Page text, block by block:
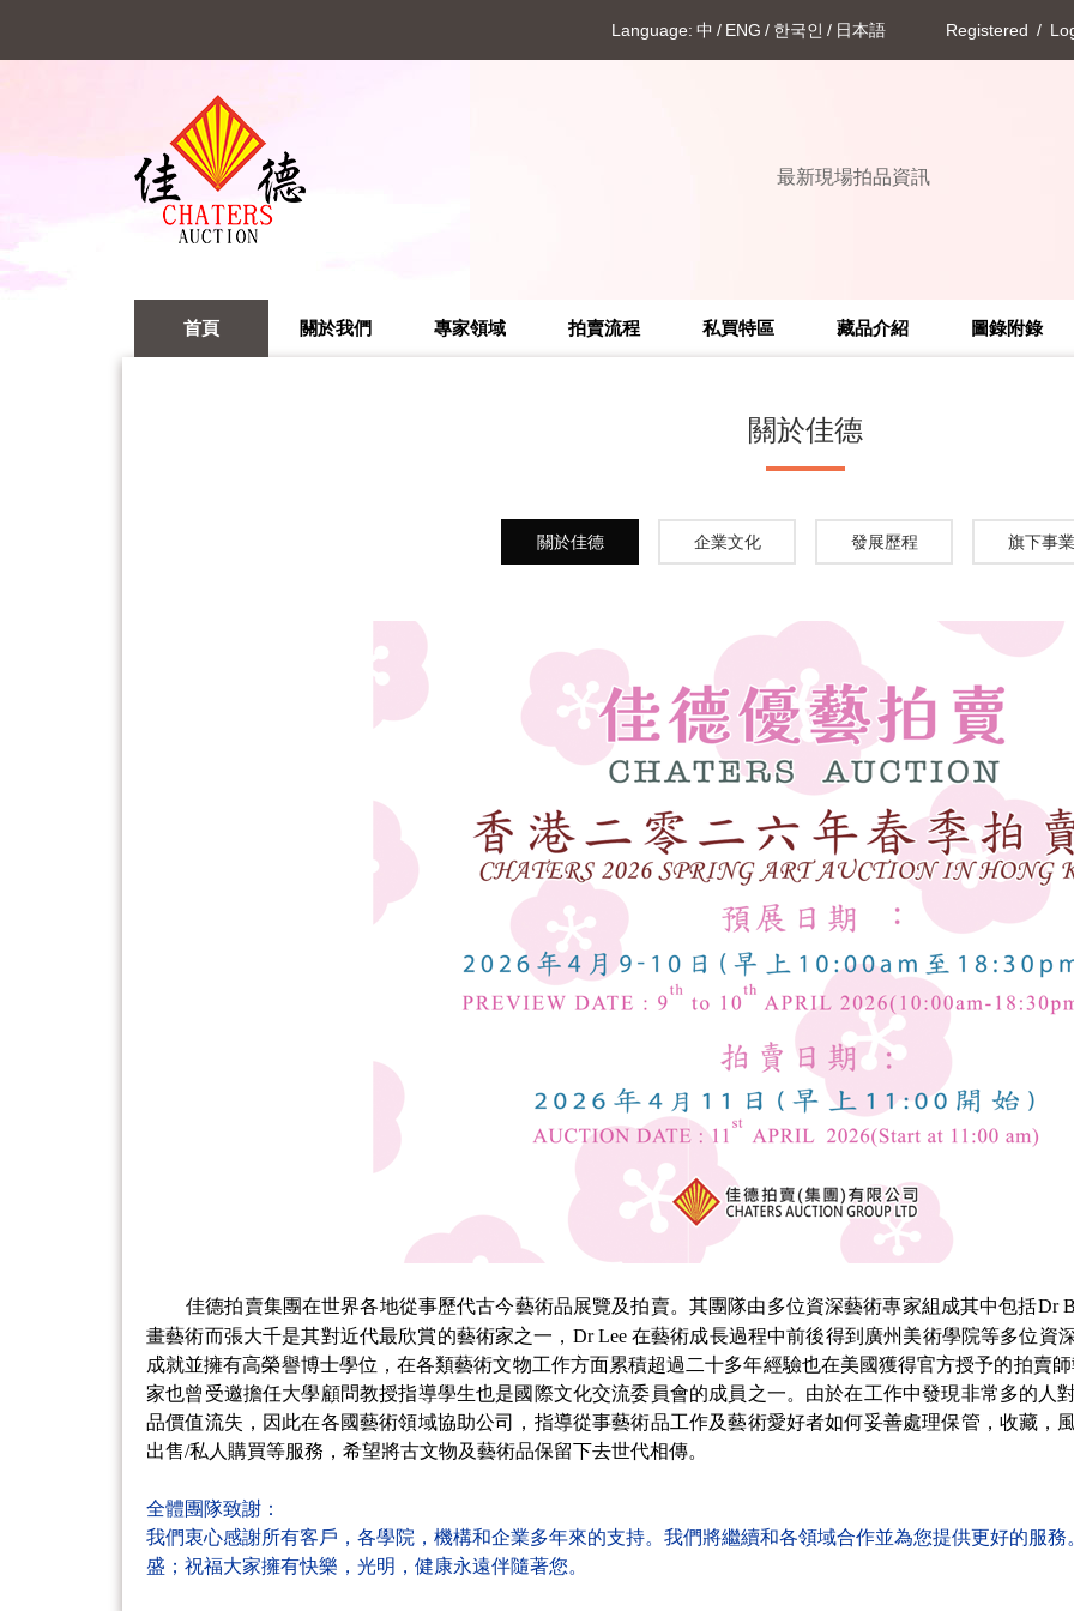
Registered /
Language: 中 / ENG / 한국인 / 日本語
最新現場拍品資訊
首頁 關於我們 專家領域 拍賣流程 私買特區 藏品介紹 圖錄附錄
關於佳德
關於佳德 企業文化 發展歷程 旗下事業
佳德拍賣集團在世界各地從事歷代古今藝術品展覽及拍賣。其團隊由多位資深藝術專家組成其中包括Dr
畫藝術而張大千是其對近代最欣賞的藝術家之一，Dr Lee 在藝術成長過程中前後得到廣州美術學院等多位資
成就並擁有高榮譽博士學位，在各類藝術文物工作方面累積超過二十多年經驗也在美國獲得官方授予的拍賣
家也曾受邀擔任大學顧問教授指導學生也是國際文化交流委員會的成員之一。由於在工作中發現非常多的人
品價值流失，因此在各國藝術領域協助公司，指導從事藝術品工作及藝術愛好者如何妥善處理保管，收藏，
出售/私人購買等服務，希望將古文物及藝術品保留下去世代相傳。
全體團隊致謝：
我們衷心感謝所有客戶，各學院，機構和企業多年來的支持。我們將繼續和各領域合作並為您提供更好的服務
盛； 祝福大家擁有快樂，光明，健康永遠伴隨著您。